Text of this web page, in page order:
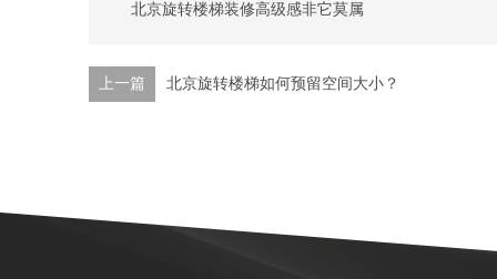
北京旋转楼梯装修高级感非它莫属
上一篇 北京旋转楼梯如何预留空间大小？